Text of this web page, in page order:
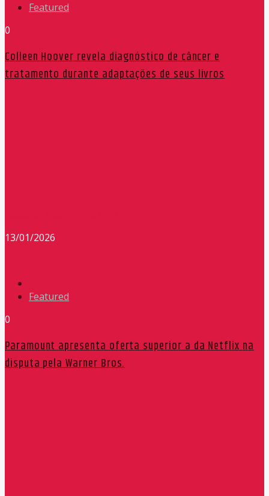
Featured
0
Colleen Hoover revela diagnóstico de câncer e
tratamento durante adaptações de seus livros
13/01/2026
Featured
0
Paramount apresenta oferta superior a da Netflix na
disputa pela Warner Bros.